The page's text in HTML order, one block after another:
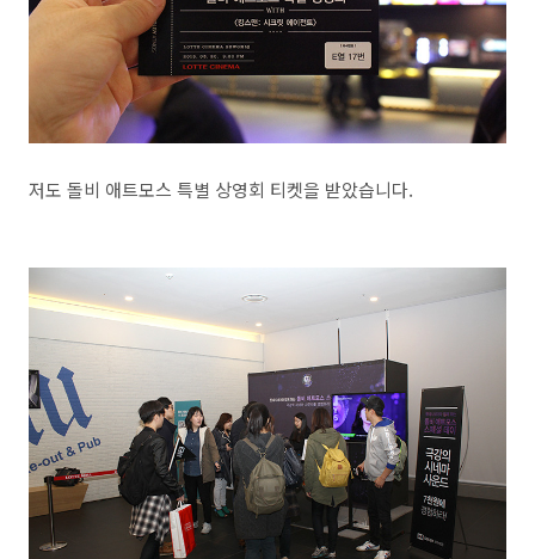
저도 돌비 애트모스 특별 상영회 티켓을 받았습니다.